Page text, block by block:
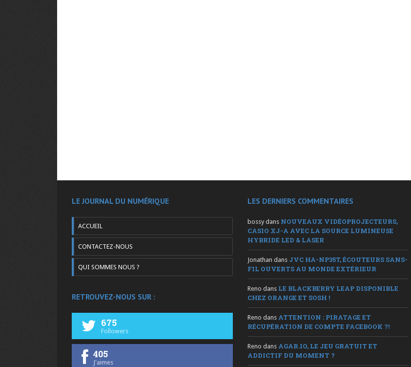
LE JOURNAL DU NUMÉRIQUE
ACCUEIL
CONTACTEZ-NOUS
QUI SOMMES NOUS ?
RETROUVEZ-NOUS SUR :
675
Followers
405
J'aimes
LES DERNIERS COMMENTAIRES
bossy dans NOUVEAUX VIDÉOPROJECTEURS,
CASIO XJ-A AVEC LA SOURCE LUMINEUSE
HYBRIDE LED & LASER
Jonathan dans JVC HA-NP35T, ÉCOUTEURS SANS-
FIL OUVERTS AU MONDE EXTÉRIEUR
Reno dans LE BLACKBERRY LEAP DISPONIBLE
CHEZ ORANGE ET SOSH !
Reno dans ATTENTION : PIRATAGE ET
RÉCUPÉRATION DE COMPTE FACEBOOK ?!
Reno dans AGAR.IO, LE JEU GRATUIT ET
ADDICTIF DU MOMENT ?